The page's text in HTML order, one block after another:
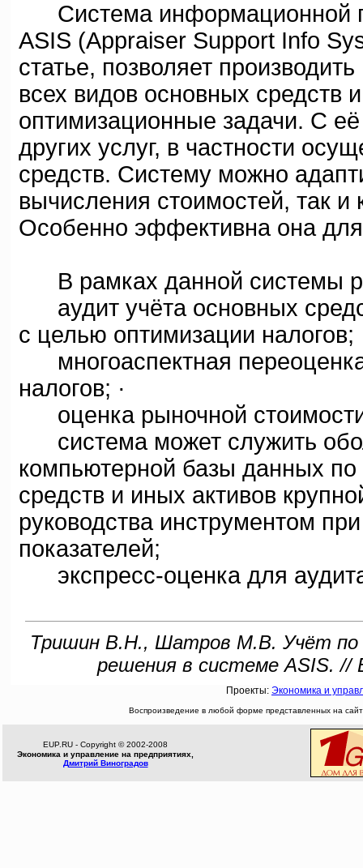
Система информационной
ASIS (Appraiser Support Info
статье, позволяет
всех видов основных средств
оптимизационные задачи. С
других услуг, в частности
средств. Систему можно
вычисления стоимостей, так и
Особенно эффективна она
В рамках данной системы
аудит учёта основных
c целью оптимизации налогов;
многоаспектная
налогов; ·
оценка рыночной
система может служить
компьютерной базы данных по
средств и иных активов
руководства инструментом
показателей;
экспресс-оценка для
Тришин В.Н., Шатров М.В. Учёт по
решения в системе ASIS.
Проекты: Экономика и
Воспроизведение в любой форме представленных на
EUP.RU - Copyright © 2002-2008
Экономика и управление на предприятиях,
Дмитрий Виноградов